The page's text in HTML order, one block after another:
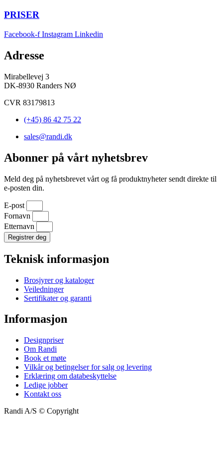
PRISER
Facebook-f Instagram Linkedin
Adresse
Mirabellevej 3
DK-8930 Randers NØ
CVR 83179813
(+45) 86 42 75 22
sales@randi.dk
Abonner på vårt nyhetsbrev
Meld deg på nyhetsbrevet vårt og få produktnyheter sendt direkte til
e-posten din.
E-post
Fornavn
Etternavn
Registrer deg
Teknisk informasjon
Brosjyrer og kataloger
Veiledninger
Sertifikater og garanti
Informasjon
Designpriser
Om Randi
Book et møte
Vilkår og betingelser for salg og levering
Erklæring om databeskyttelse
Ledige jobber
Kontakt oss
Randi A/S © Copyright